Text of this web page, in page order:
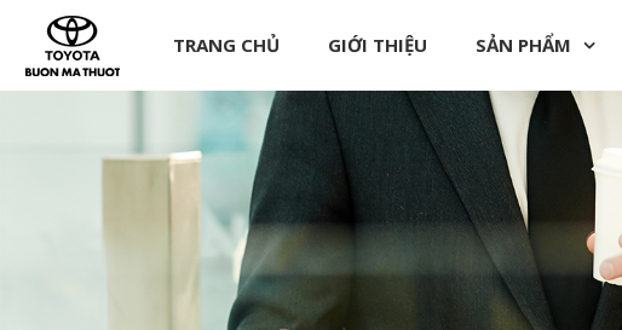
TRANG CHỦ GIỚI THIỆU SẢN PHẨM